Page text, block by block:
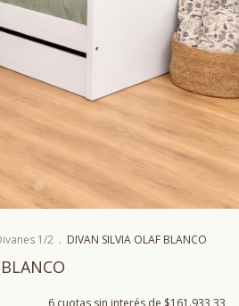
1/2 . DIVAN SILVIA OLAF BLANCO